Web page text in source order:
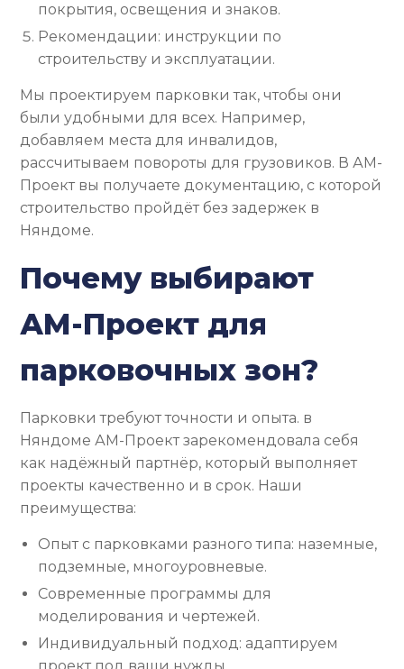
покрытия, освещения и знаков.
Рекомендации: инструкции по
строительству и эксплуатации.
Мы проектируем парковки так, чтобы они
были удобными для всех. Например,
добавляем места для инвалидов,
рассчитываем повороты для грузовиков. В АМ-
Проект вы получаете документацию, с которой
строительство пройдёт без задержек в
Няндоме.
Почему выбирают
АМ-Проект для
парковочных зон?
Парковки требуют точности и опыта. в
Няндоме АМ-Проект зарекомендовала себя
как надёжный партнёр, который выполняет
проекты качественно и в срок. Наши
преимущества:
Опыт с парковками разного типа: наземные,
подземные, многоуровневые.
Современные программы для
моделирования и чертежей.
Индивидуальный подход: адаптируем